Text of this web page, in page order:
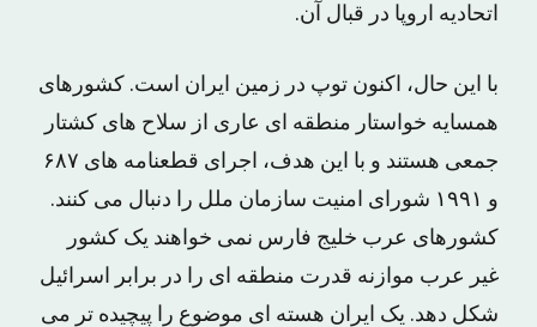
اتحادیه اروپا در قبال آن.
با این حال، اکنون توپ در زمین ایران است. کشورهای
همسایه خواستار منطقه ای عاری از سلاح های کشتار
جمعی هستند و با این هدف، اجرای قطعنامه های ۶۸۷
و ۱۹۹۱ شورای امنیت سازمان ملل را دنبال می کنند.
کشورهای عرب خلیج فارس نمی خواهند یک کشور
غیر عرب موازنه قدرت منطقه ای را در برابر اسرائیل
شکل دهد. یک ایران هسته ای موضوع را پیچیده تر می